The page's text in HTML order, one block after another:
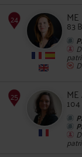
23 83